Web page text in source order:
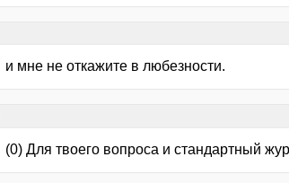
и мне не откажите в любезности.
(0) Для твоего вопроса и стандартный